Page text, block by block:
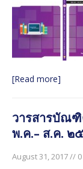
[Read more]
วารสารบัณ
พ.ค.– ส.ค. ๒
August 31, 2017 //